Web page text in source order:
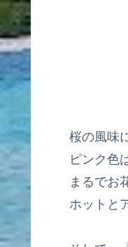
桜の風味
ピンク色
まるでお
ホットと